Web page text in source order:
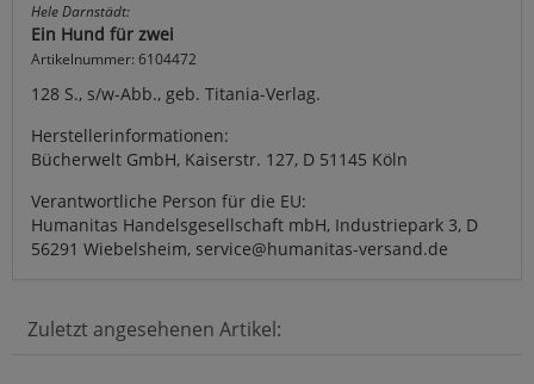
Hele Darnstädt:
Ein Hund für zwei
Artikelnummer: 6104472
128 S., s/w-Abb., geb. Titania-Verlag.
Herstellerinformationen:
Bücherwelt GmbH, Kaiserstr. 127, D 51145 Köln
Verantwortliche Person für die EU:
Humanitas Handelsgesellschaft mbH, Industriepark 3, D
56291 Wiebelsheim, service@humanitas-versand.de
Zuletzt angesehenen Artikel: